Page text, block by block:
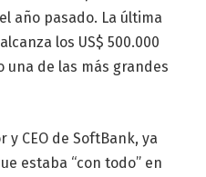
año pasado. La última
los US$ 500.000
una de las más grandes
y CEO de SoftBank, ya
estaba “con todo” en